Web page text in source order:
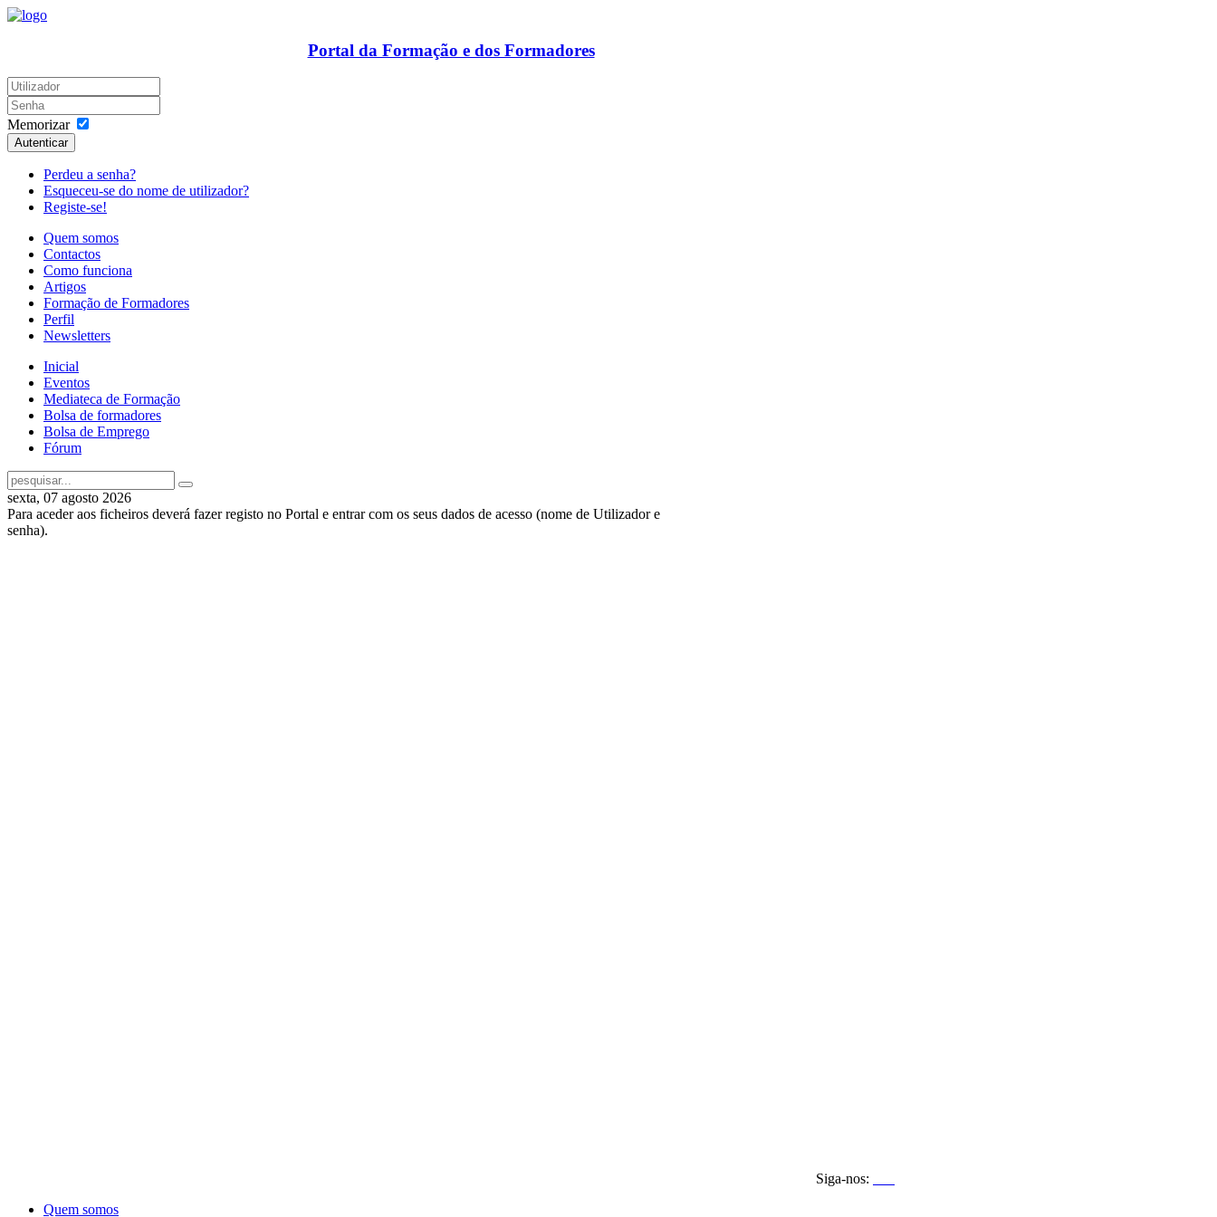
Portal da Formação e dos Formadores
Memorizar
Autenticar
Perdeu a senha?
Esqueceu-se do nome de utilizador?
Registe-se!
Quem somos
Contactos
Como funciona
Artigos
Formação de Formadores
Perfil
Newsletters
Inicial
Eventos
Mediateca de Formação
Bolsa de formadores
Bolsa de Emprego
Fórum
sexta, 07 agosto 2026
Para aceder aos ficheiros deverá fazer registo no Portal e entrar com os seus dados de acesso (nome de Utilizador e
senha).
Siga-nos:
Quem somos